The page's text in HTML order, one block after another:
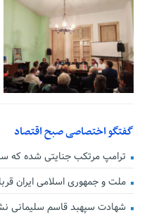
گفتگو اختصاصی صبح اقتصاد
ترامپ مرتکب جنایتی شده که
ملت و جمهوری اسلامی ایران
شهادت سپهبد قاسم سلیمانی